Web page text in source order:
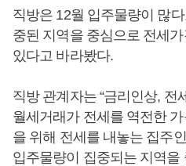
직방은 12월 입주물량이 많
중된 지역을 중심으로 전세
있다고 바라봤다.
직방 관계자는 “금리인상, 전
월세거래가 전세를 역전한
을 위해 전세를 내놓는 집주
입주물량이 집중되는 지역을